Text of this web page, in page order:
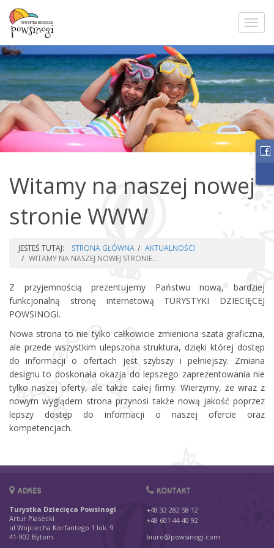
Witamy na naszej nowej
stronie WWW
JESTEŚ TUTAJ: STRONA GŁÓWNA
AKTUALNOŚCI
WITAMY NA NASZEJ NOWEJ STRONIE...
Z przyjemnością prezentujemy Państwu nową, bardziej
funkcjonalną stronę internetową TURYSTYKI DZIECIĘCEJ
POWSINOGI.
Nowa strona to nie tylko całkowicie zmieniona szata graficzna,
ale przede wszystkim ulepszona struktura, dzięki której dostęp
do informacji o ofertach jest szybszy i pełniejszy. Zmiana
designu to doskonała okazja do lepszego zaprezentowania nie
tylko naszej oferty, ale także całej firmy. Wierzymy, że wraz z
nowym wyglądem strona przynosi także nową jakość poprzez
lepszy dostęp do informacji o naszej ofercie oraz
kompetencjach.
ADRES
Turystka Dziecięca Powsinogi
Artur Piasecki
ul Wojciecha Korfantego 1 lok. 9
41-902 Bytom
KONTAKT
+48 32 282 58 12
+48 601 44 40 92
biuro@powsinogi.com